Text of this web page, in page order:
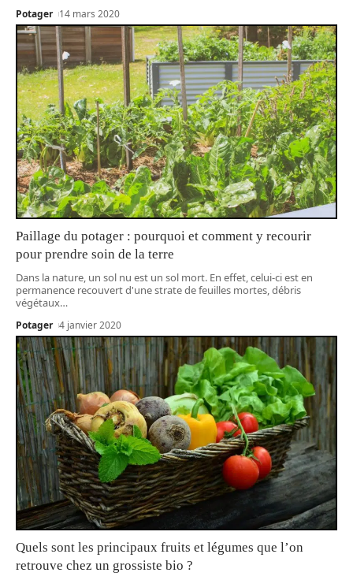
Potager 14 mars 2020
Paillage du potager : pourquoi et comment y recourir
pour prendre soin de la terre
Dans la nature, un sol nu est un sol mort. En effet, celui-ci est en
permanence recouvert d'une strate de feuilles mortes, débris
végétaux…
Potager 4 janvier 2020
Quels sont les principaux fruits et légumes que l’on
retrouve chez un grossiste bio ?